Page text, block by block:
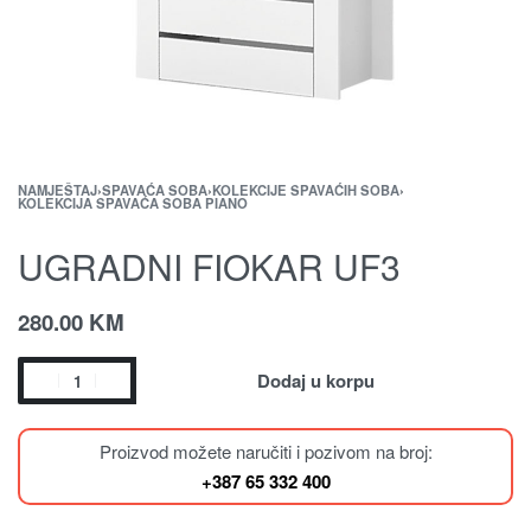
NAMJEŠTAJ›SPAVAĆA SOBA›KOLEKCIJE SPAVAĆIH SOBA›
KOLEKCIJA SPAVAĆA SOBA PIANO
UGRADNI FIOKAR UF3
280.00 KM
Dodaj u korpu
Proizvod možete naručiti i pozivom na broj:
+387 65 332 400